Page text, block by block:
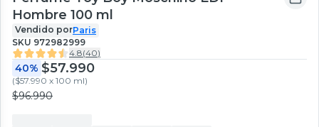
Hombre 100 ml
Vendido porParis
SKU 972982999
4.8(40)
40% $57.990
($57.990 x 100 ml)
$96.990